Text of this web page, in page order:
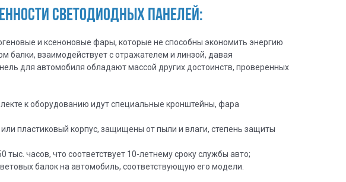
СВЕТОДИОДНЫХ ПАНЕЛЕЙ:
и ксеноновые фары, которые не способны экономить энергию
взаимодействует с отражателем и линзой, давая
для автомобиля обладают массой других достоинств, проверенных
к оборудованию идут специальные кронштейны, фара
пластиковый корпус, защищены от пыли и влаги, степень защиты
часов, что соответствует 10-летнему сроку службы авто;
балок на автомобиль, соответствующую его модели.